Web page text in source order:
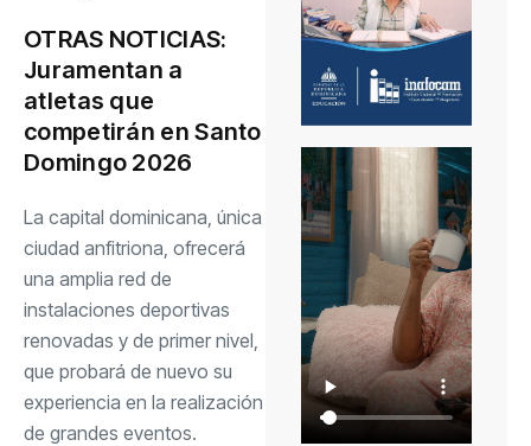
OTRAS NOTICIAS:
Juramentan a
atletas que
competirán en Santo
Domingo 2026
La capital dominicana, única
ciudad anfitriona, ofrecerá
una amplia red de
instalaciones deportivas
renovadas y de primer nivel,
que probará de nuevo su
experiencia en la realización
de grandes eventos.